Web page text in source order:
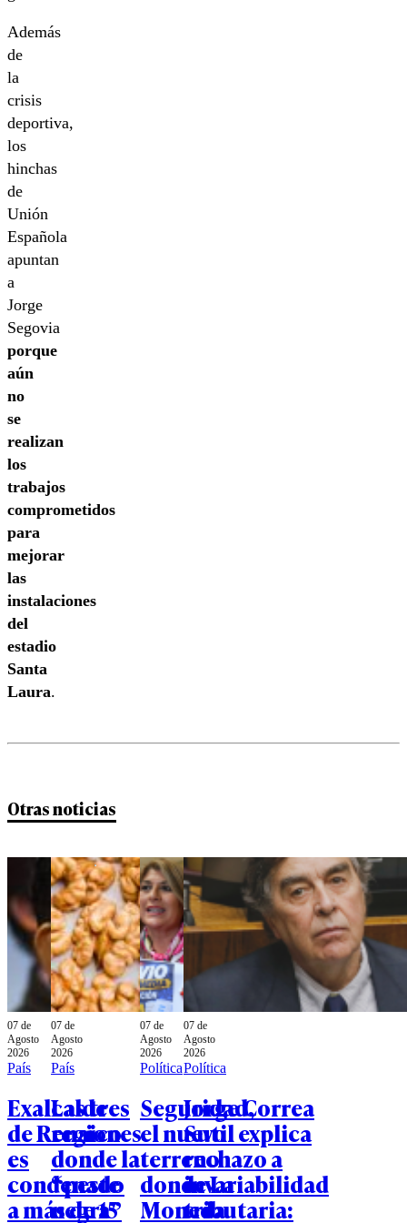
Además
de
la
crisis
deportiva,
los
hinchas
de
Unión
Española
apuntan
a
Jorge
Segovia
porque
aún
no
se
realizan
los
trabajos
comprometidos
para
mejorar
las
instalaciones
del
estadio
Santa
Laura.
Otras noticias
07 de
Agosto
2026
País
Exalcalde
de Renaico
es
condenado
a más de 15
07 de
Agosto
2026
País
Las tres
regiones
donde la
“peste
negra”
07 de
Agosto
2026
Política
Seguridad,
el nuevo
terreno
donde La
Moneda
07 de
Agosto
2026
Política
Jorge Correa
Sutil explica
rechazo a
invariabilidad
tributaria: